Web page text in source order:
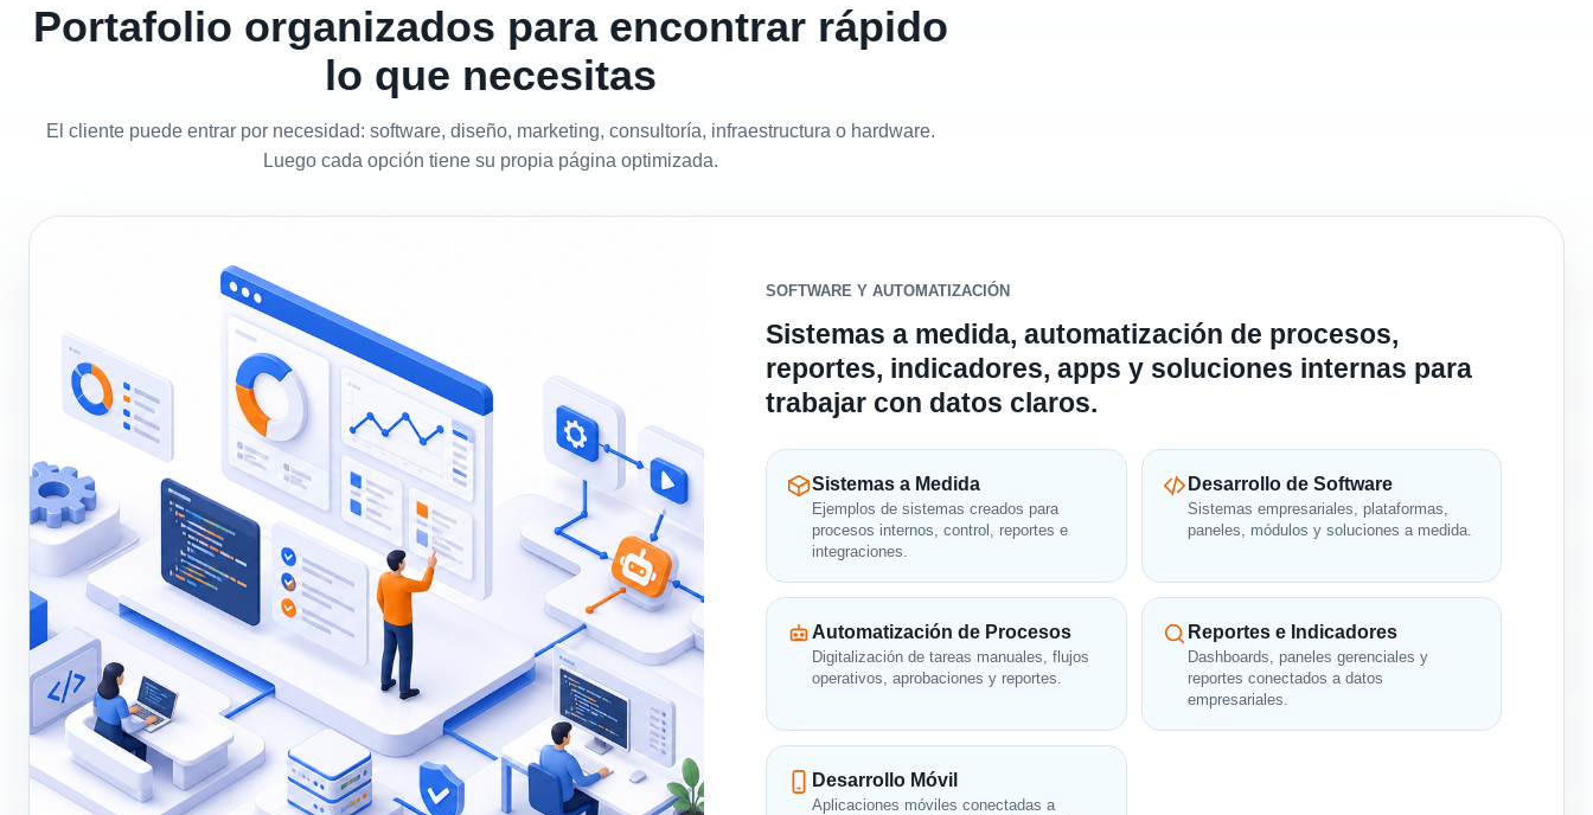
Portafolio organizados para encontrar rápido
lo que necesitas
El cliente puede entrar por necesidad: software, diseño, marketing, consultoría, infraestructura o hardware.
Luego cada opción tiene su propia página optimizada.
SOFTWARE Y AUTOMATIZACIÓN
Sistemas a medida, automatización de procesos,
reportes, indicadores, apps y soluciones internas para
trabajar con datos claros.
Sistemas a Medida
Ejemplos de sistemas creados para
procesos internos, control, reportes e
integraciones.
Desarrollo de Software
Sistemas empresariales, plataformas,
paneles, módulos y soluciones a medida.
Automatización de Procesos
Digitalización de tareas manuales, flujos
operativos, aprobaciones y reportes.
Reportes e Indicadores
Dashboards, paneles gerenciales y
reportes conectados a datos
empresariales.
Desarrollo Móvil
Aplicaciones móviles conectadas a